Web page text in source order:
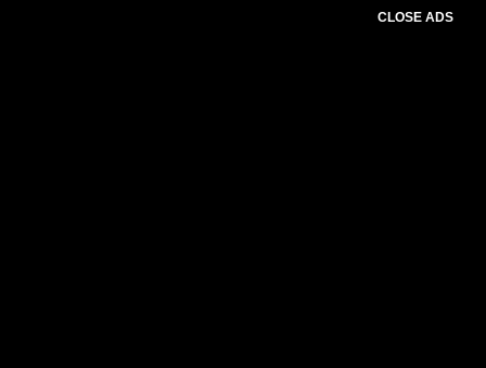
CLOSE ADS